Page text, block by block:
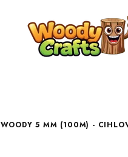
WOODY 5 MM (100M) -